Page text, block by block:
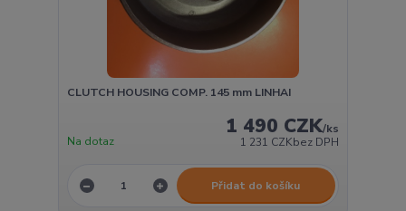
CLUTCH HOUSING COMP. 145 mm LINHAI
1 490 CZK/ks
1 231 CZKbez DPH
Na dotaz
Přidat do košíku